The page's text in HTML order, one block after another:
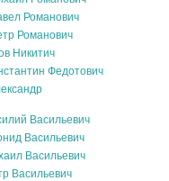
Романович
Романович
Никитич
Федотович
Васильевич
Васильевич
Васильевич
Васильевич